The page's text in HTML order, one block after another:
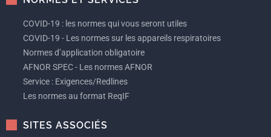
COVID-19 : les normes qui vous seront utiles
COVID-19 - Les normes sur les appareils respiratoires
Normes d’application obligatoire
AFNOR SPEC - Les normes AFNOR
Service : Exigences/Redlines
Les normes au format ReqIF
SITES ASSOCIÉS